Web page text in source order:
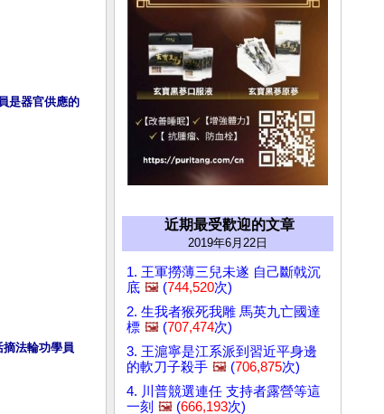
是器官供應的
法輪功學員
近期最受歡迎的文章
2019年6月22日
1. 王軍撈薄三兒未遂 自己斷戟沉
底 🖼️ (744,520次)
2. 生我者猴死我雕 馬英九亡國達
標 🖼️ (707,474次)
3. 王滬寧是江系派到習近平身邊
的軟刀子殺手 🖼️ (706,875次)
4. 川普競選連任 支持者露營等這
一刻 🖼️ (666,193次)